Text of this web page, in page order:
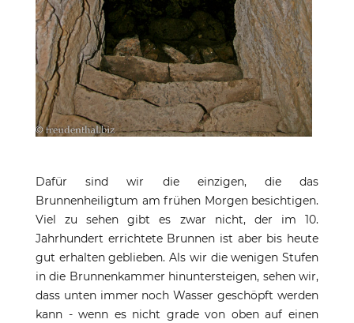
Dafür sind wir die einzigen, die das
Brunnenheiligtum am frühen Morgen besichtigen.
Viel zu sehen gibt es zwar nicht, der im 10.
Jahrhundert errichtete Brunnen ist aber bis heute
gut erhalten geblieben. Als wir die wenigen Stufen
in die Brunnenkammer hinuntersteigen, sehen wir,
dass unten immer noch Wasser geschöpft werden
kann - wenn es nicht grade von oben auf einen